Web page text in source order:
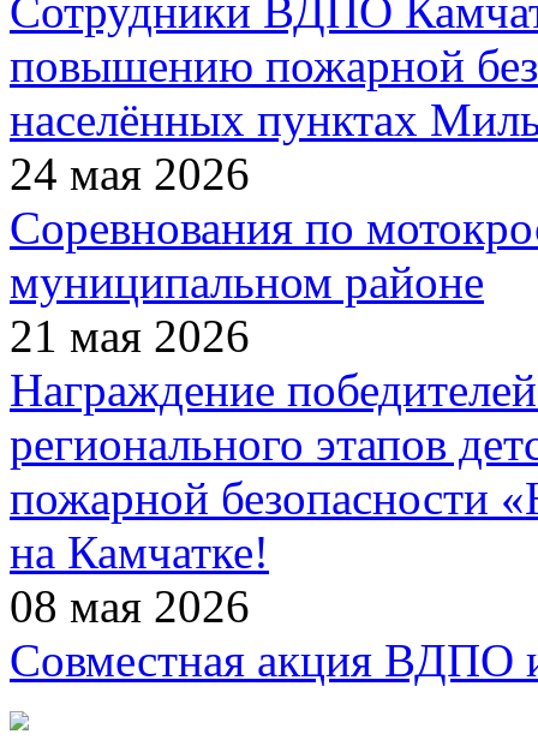
Сотрудники ВДПО
повышению пожарной
населённых пунктах
24 мая 2026
Соревнования по
муниципальном районе
21 мая 2026
Награждение
регионального этапов
пожарной безопасности
на Камчатке!
08 мая 2026
Совместная акция